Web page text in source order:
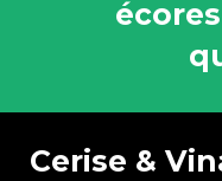
Cerise &